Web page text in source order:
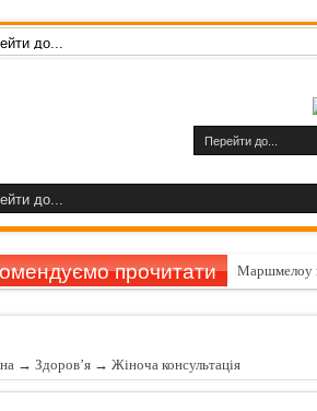
прочитати Маршмелоу
Шампуні
→ Здоров’я → Жiноча консультацiя